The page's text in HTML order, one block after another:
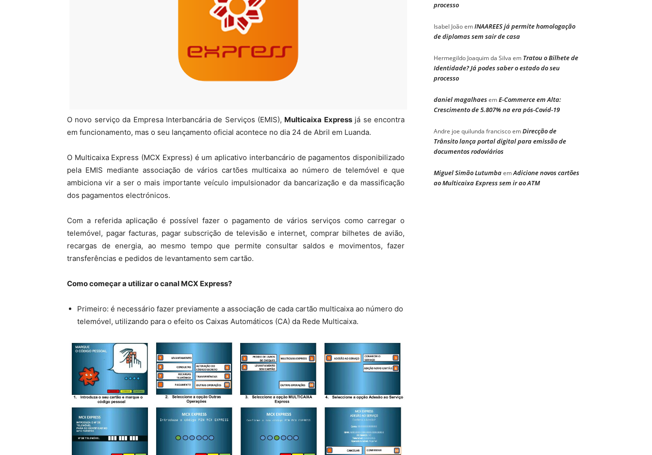
O novo serviço da Empresa Interbancária de Serviços (EMIS), Multicaixa Expressjá se encontra
em funcionamento, mas o seu lançamento oficial acontece no dia 24 de Abril em Luanda.
O Multicaixa Express (MCX Express) é um aplicativo interbancário de pagamentos disponibilizado
pela EMIS mediante associação de vários cartões multicaixa ao número de telemóvel e que
ambiciona vir a ser o mais importante veículo impulsionador da bancarização e da massificação
dos pagamentos electrónicos.
Com a referida aplicação é possível fazer o pagamento de vários serviços como carregar o
telemóvel, pagar facturas, pagar subscrição de televisão e internet, comprar bilhetes de avião,
recargas de energia, ao mesmo tempo que permite consultar saldos e movimentos, fazer
transferências e pedidos de levantamento sem cartão.
Como começar a utilizar o canal MCX Express?
Primeiro: é necessário fazer previamente a associação de cada cartão multicaixa ao número do
telemóvel, utilizando para o efeito os Caixas Automáticos (CA) da Rede Multicaixa.
processo
Isabel JoãoemINAAREES já permite homologação
de diplomas sem sair de casa
Hermegildo Joaquim da Silva em Tratou o Bilhete de
Identidade? Já podes saber o estado do seu
processo
daniel magalhaesemE-Commerce em Alta:
Crescimento de 5.807% na era pós-Covid-19
Andre joe quilunda franciscoemDirecção de
Trânsito lança portal digital para emissão de
documentos rodoviários
Miguel Simão LutumbaemAdicione novos cartões
ao Multicaixa Express sem ir ao ATM